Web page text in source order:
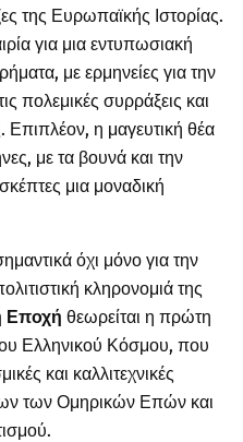
της Ευρωπαϊκής Ιστορίας.
για μια εντυπωσιακή
με ερμηνείες για την
πολεμικές συρράξεις και
Επιπλέον, η μαγευτική θέα
με τα βουνά και την
μια μοναδική
όχι μόνο για την
κληρονομιά της
Εποχή θεωρείται η πρώτη
Ελληνικού Κόσμου, που
και καλλιτεχνικές
των Ομηρικών Επών και